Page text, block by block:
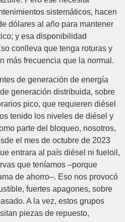
sistemáticos, hacen
dólares al año para mantener
y esa disponibilidad
conlleva que tenga roturas y
más frecuencia que la normal.
de generación de energía
generación distribuida, sobre
pico, que requieren diésel
tenido los niveles de diésel y
parte del bloqueo, nosotros,
el mes de octubre de 2023
entrara al país diésel ni fueloil,
que teníamos –porque
de ahorro–. Eso nos provocó
fuertes apagones, sobre
A la vez, estos grupos
piezas de repuesto,